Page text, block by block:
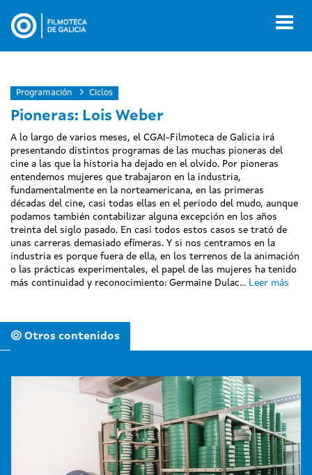
contenido
Programación Ciclos
Pioneras: Lois Weber
A lo largo de varios meses, el CGAI-Filmoteca de Galicia irá
presentando distintos programas de las muchas pioneras del
cine a las que la historia ha dejado en el olvido. Por pioneras
entendemos mujeres que trabajaron en la industria,
fundamentalmente en la norteamericana, en las primeras
décadas del cine, casi todas ellas en el periodo del mudo, aunque
podamos también contabilizar alguna excepción en los años
treinta del siglo pasado. En casi todos estos casos se trató de
unas carreras demasiado efímeras. Y si nos centramos en la
industria es porque fuera de ella, en los terrenos de la animación
o las prácticas experimentales, el papel de las mujeres ha tenido
más continuidad y reconocimiento: Germaine Dulac... Leer más
Otros contenidos